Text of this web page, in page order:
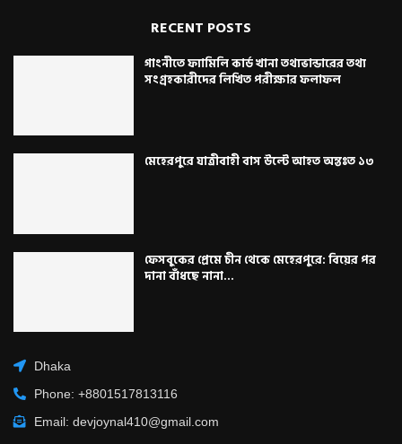
RECENT POSTS
গাংনীতে ফ্যামিলি কার্ড খানা তথ্যভান্ডারের তথ্য
সংগ্রহকারীদের লিখিত পরীক্ষার ফলাফল
মেহেরপুরে যাত্রীবাহী বাস উল্টে আহত অন্তঃত ১৩
ফেসবুকের প্রেমে চীন থেকে মেহেরপুরে: বিয়ের পর
দানা বাঁধছে নানা...
Dhaka
Phone: +8801517813116
Email: devjoynal410@gmail.com